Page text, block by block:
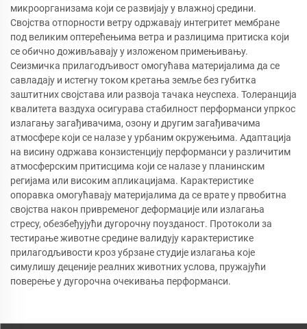
микроорганизама који се развијају у влажној средини.
Својства отпорности ветру одржавају интегритет мембране
под великим оптерећењима ветра и разлицима притиска који
се обично доживљавају у изложеном примењивању.
Сеизмичка прилагодљивост омогућава материјалима да се
савладају и истегну током кретања земље без губитка
заштитних својстава или развоја тачака неуспеха. Толеранција
квалитета ваздуха осигурава стабилност перформанси упркос
излагању загађивачима, озону и другим загађивачима
атмосфере који се налазе у урбаним окружењима. Адаптација
на висину одржава конзистенцију перформанси у различитим
атмосферским притисцима који се налазе у планинским
регијама или високим апликацијама. Карактеристике
опоравка омогућавају материјалима да се врате у првобитна
својства након привременог деформације или излагања
стресу, обезбеђујући дугорочну поузданост. Протоколи за
тестирање животне средине валидују карактеристике
прилагодљивости кроз убрзане студије излагања које
симулишу деценије реалних животних услова, пружајући
поверење у дугорочна очекивања перформанси.